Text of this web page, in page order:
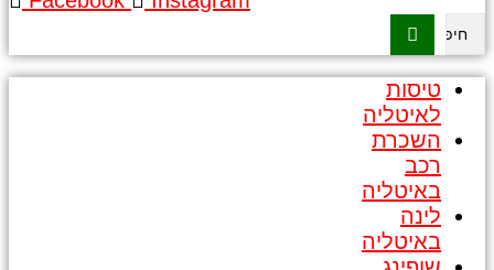
...
טיסות
לאיטליה
השכרת
רכב
באיטליה
לינה
באיטליה